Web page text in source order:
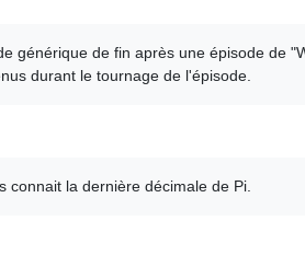
générique de fin après une épisode de
durant le tournage de l'épisode.
connait la dernière décimale de Pi.